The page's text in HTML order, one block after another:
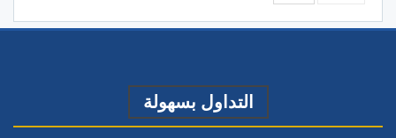
التداول بسهولة